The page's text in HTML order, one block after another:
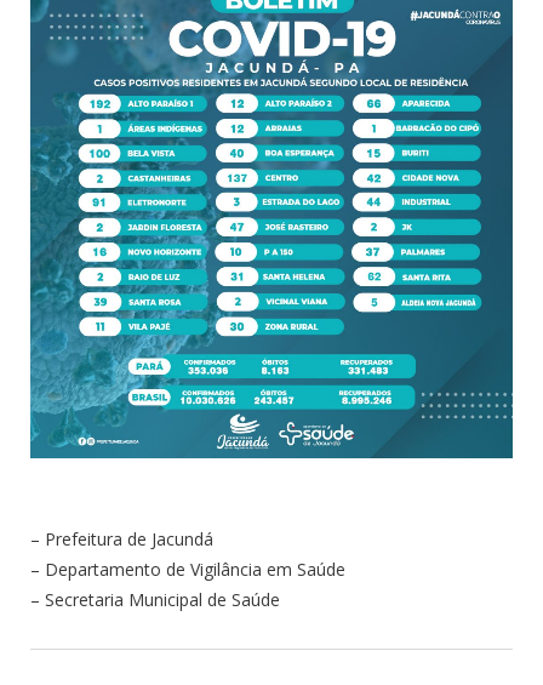
– Prefeitura de Jacundá
– Departamento de Vigilância em Saúde
– Secretaria Municipal de Saúde